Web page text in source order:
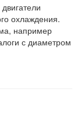
охлаждения.
например
с диаметром